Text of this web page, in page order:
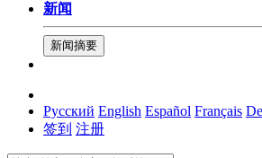
新闻
新闻摘要
Русский English Español Français
签到 注册